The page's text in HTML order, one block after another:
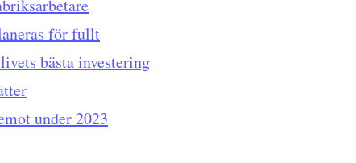
för fullt
bästa investering
under 2023